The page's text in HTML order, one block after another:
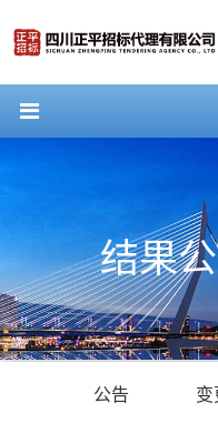
结果
公告 变